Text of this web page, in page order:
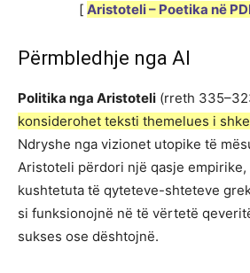
[ Aristoteli – Poetika në
Përmbledhje nga AI
Politika nga Aristoteli (rreth
konsiderohet teksti themelues i
Ndryshe nga vizionet utopike të
Aristoteli përdori një qasje empirike,
kushtetuta të qyteteve-shteteve
si funksionojnë në të vërtetë
sukses ose dështojnë.